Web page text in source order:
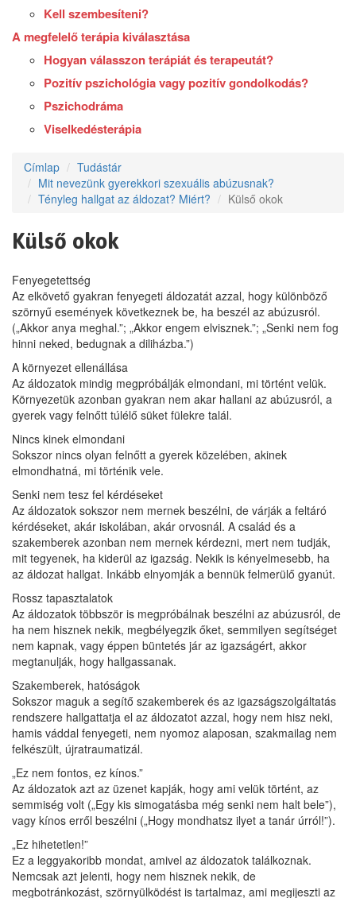
Kell szembesíteni?
A megfelelő terápia kiválasztása
Hogyan válasszon terápiát és terapeutát?
Pozitív pszichológia vagy pozitív gondolkodás?
Pszichodráma
Viselkedésterápia
Címlap
Tudástár
Mit nevezünk gyerekkori szexuális abúzusnak?
Tényleg hallgat az áldozat? Miért?
Külső okok
Külső okok
Fenyegetettség
Az elkövető gyakran fenyegeti áldozatát azzal, hogy különböző
szörnyű események következnek be, ha beszél az abúzusról.
(„Akkor anya meghal.”; „Akkor engem elvisznek.”; „Senki nem fog
hinni neked, bedugnak a diliházba.”)
A környezet ellenállása
Az áldozatok mindig megpróbálják elmondani, mi történt velük.
Környezetük azonban gyakran nem akar hallani az abúzusról, a
gyerek vagy felnőtt túlélő süket fülekre talál.
Nincs kinek elmondani
Sokszor nincs olyan felnőtt a gyerek közelében, akinek
elmondhatná, mi történik vele.
Senki nem tesz fel kérdéseket
Az áldozatok sokszor nem mernek beszélni, de várják a feltáró
kérdéseket, akár iskolában, akár orvosnál. A család és a
szakemberek azonban nem mernek kérdezni, mert nem tudják,
mit tegyenek, ha kiderül az igazság. Nekik is kényelmesebb, ha
az áldozat hallgat. Inkább elnyomják a bennük felmerülő gyanút.
Rossz tapasztalatok
Az áldozatok többször is megpróbálnak beszélni az abúzusról, de
ha nem hisznek nekik, megbélyegzik őket, semmilyen segítséget
nem kapnak, vagy éppen büntetés jár az igazságért, akkor
megtanulják, hogy hallgassanak.
Szakemberek, hatóságok
Sokszor maguk a segítő szakemberek és az igazságszolgáltatás
rendszere hallgattatja el az áldozatot azzal, hogy nem hisz neki,
hamis váddal fenyegeti, nem nyomoz alaposan, szakmailag nem
felkészült, újratraumatizál.
„Ez nem fontos, ez kínos.”
Az áldozatok azt az üzenet kapják, hogy ami velük történt, az
semmiség volt („Egy kis simogatásba még senki nem halt bele”),
vagy kínos erről beszélni („Hogy mondhatsz ilyet a tanár úrról!”).
„Ez hihetetlen!”
Ez a leggyakoribb mondat, amivel az áldozatok találkoznak.
Nemcsak azt jelenti, hogy nem hisznek nekik, de
megbotránkozást, szörnyülködést is tartalmaz, ami megijeszti az